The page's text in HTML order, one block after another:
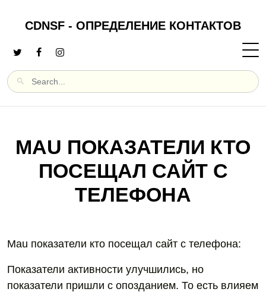
CDNSF - ОПРЕДЕЛЕНИЕ КОНТАКТОВ
MAU ПОКАЗАТЕЛИ КТО
ПОСЕЩАЛ САЙТ С
ТЕЛЕФОНА
Mau показатели кто посещал сайт с телефона:
Показатели активности улучшились, но
показатели пришли с опозданием. То есть влияем